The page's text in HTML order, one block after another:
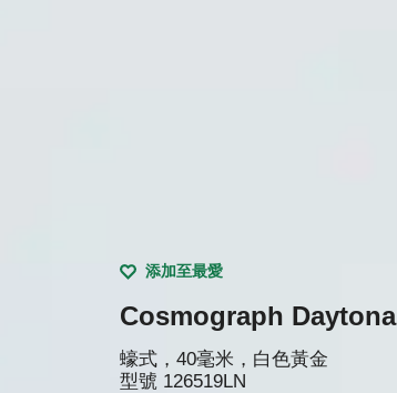
添加至最愛
Cosmograph Daytona
蠔式，40毫米，白色黃金
型號 126519LN